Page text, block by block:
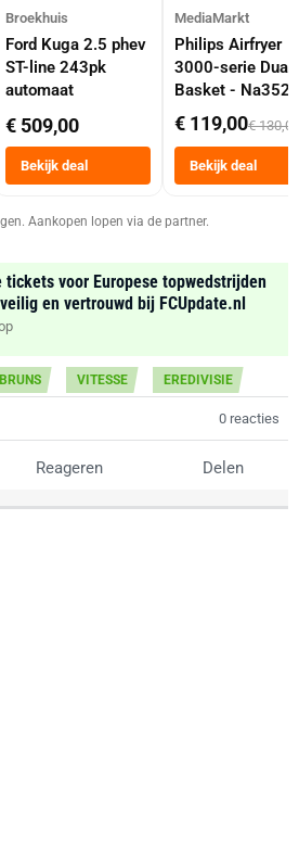
Broekhuis
Ford Kuga 2.5 phev
ST-line 243pk
automaat
€ 509,00
Bekijk deal
MediaMarkt
Philips Airfryer
3000-serie Dual
Basket -
Dubbele Mand 9
Tot 6 Personen
Heteluchtfriteuse
Zwart
€ 119,00€ 130,00
Bekijk deal
Aankopen lopen via de partner.
tickets voor Europese topwedstrijden
en vertrouwd bij FCUpdate.nl
VITESSE EREDIVISIE
0 reacties
Reageren Delen